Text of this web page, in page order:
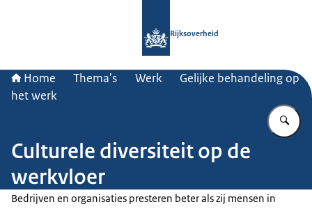
Rijksoverheid
Home Thema's Werk
Gelijke behandeling op
het werk
Culturele diversiteit op de
werkvloer
Bedrijven en organisaties presteren beter als zij mensen in